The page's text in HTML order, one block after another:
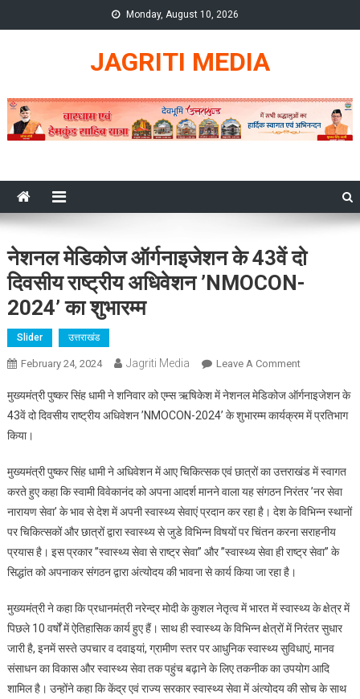
to
Monday, August 10, 2026
JAGRITI MEDIA
नेशनल मेडिकोज ऑर्गनाइजेशन के 43वें दो
दिवसीय राष्ट्रीय अधिवेशन ’NMOCON-
2024’ का शुभारम्म
Slider उत्तराखंड
February 24, 2024 Jagriti Media Leave A CommentOn
मेडिकोज
ऑर्गनाइजेशन
दो
दिवसीय
राष्ट्रीय
अधिवेशन
’NMOCON-
शुभारम्म
मुख्यमंत्री पुष्कर सिंह धामी ने शनिवार को एम्स ऋषिकेश में नेशनल मेडिकोज ऑर्गनाइजेशन के
43वें दो दिवसीय राष्ट्रीय अधिवेशन ’NMOCON-2024’ के शुभारम्म कार्यक्रम में प्रतिभाग
किया।
मुख्यमंत्री पुष्कर सिंह धामी ने अधिवेशन में आए चिकित्सक एवं छात्रों का उत्तराखंड में स्वागत
करते हुए कहा कि स्वामी विवेकानंद को अपना आदर्श मानने वाला यह संगठन निरंतर ’नर सेवा
नारायण सेवा’ के भाव से देश में अपनी स्वास्थ्य सेवाएं प्रदान कर रहा है। देश के विभिन्न स्थानों
पर चिकित्सकों और छात्रों द्वारा स्वास्थ्य से जुडे विभिन्न विषयों पर चिंतन करना सराहनीय
प्रयास है। इस प्रकार ’’स्वास्थ्य सेवा से राष्ट्र सेवा’’ और ’’स्वास्थ्य सेवा ही राष्ट्र सेवा’’ के
सिद्धांत को अपनाकर संगठन द्वारा अंत्योदय की भावना से कार्य किया जा रहा है।
मुख्यमंत्री ने कहा कि प्रधानमंत्री नरेन्द्र मोदी के कुशल नेतृत्व में भारत में स्वास्थ्य के क्षेत्र में
पिछले 10 वर्षों में ऐतिहासिक कार्य हुए हैं। साथ ही स्वास्थ्य के विभिन्न क्षेत्रों में निरंतर सुधार
जारी है, इनमें सस्ते उपचार व दवाइयां, ग्रामीण स्तर पर आधुनिक स्वास्थ्य सुविधाएं, मानव
संसाधन का विकास और स्वास्थ्य सेवा तक पहुंच बढ़ाने के लिए तकनीक का उपयोग आदि
शामिल है। उन्होंने कहा कि केंद्र एवं राज्य सरकार स्वास्थ्य सेवा में अंत्योदय की सोच के साथ